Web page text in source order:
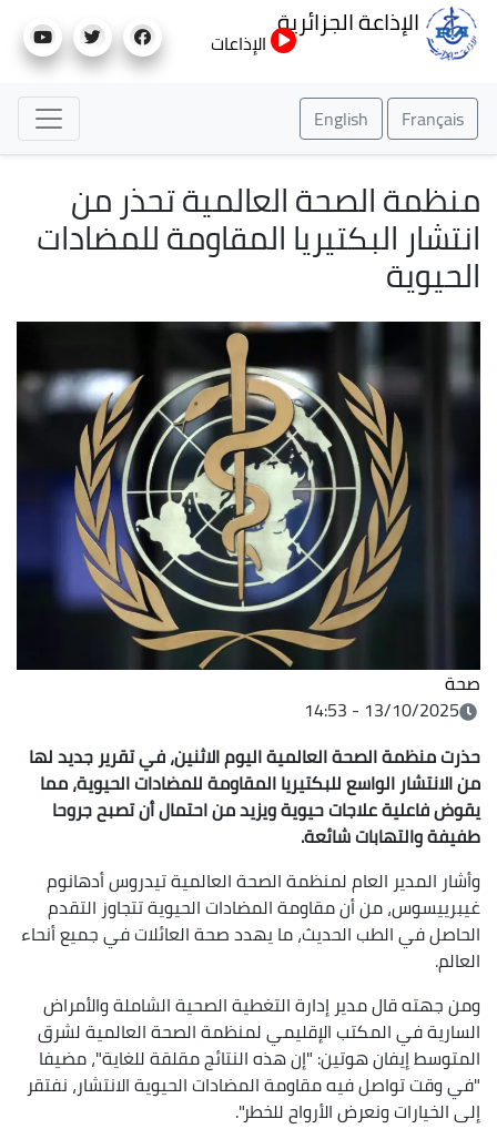
إلى
الإذاعة الجزائرية
الإذاعات
Français
English
منظمة الصحة العالمية تحذر من
انتشار البكتيريا المقاومة للمضادات
الحيوية
صحة
13/10/2025 - 14:53
حذرت منظمة الصحة العالمية اليوم الاثنين، في تقرير جديد لها
من الانتشار الواسع للبكتيريا المقاومة للمضادات الحيوية، مما
يقوض فاعلية علاجات حيوية ويزيد من احتمال أن تصبح جروحا
طفيفة والتهابات شائعة.
وأشار المدير العام لمنظمة الصحة العالمية تيدروس أدهانوم
غيبرييسوس، من أن مقاومة المضادات الحيوية تتجاوز التقدم
الحاصل في الطب الحديث، ما يهدد صحة العائلات في جميع أنحاء
العالم.
ومن جهته قال مدير إدارة التغطية الصحية الشاملة والأمراض
السارية في المكتب الإقليمي لمنظمة الصحة العالمية لشرق
المتوسط‎ إيفان هوتين: "إن هذه النتائج مقلقة للغاية"، مضيفا
"في وقت تواصل فيه مقاومة المضادات الحيوية الانتشار، نفتقر
إلى الخيارات ونعرض الأرواح للخطر".